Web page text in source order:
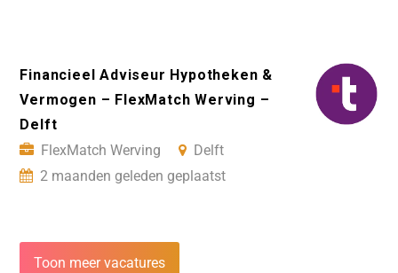
Financieel Adviseur Hypotheken &
Vermogen – FlexMatch Werving –
Delft
FlexMatch Werving
Delft
2 maanden geleden geplaatst
Toon meer vacatures